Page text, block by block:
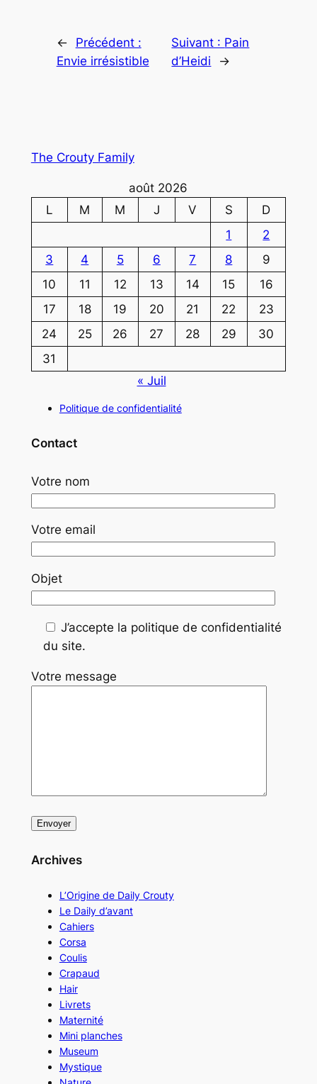
←
Précédent :
Envie irrésistible
Suivant : Pain
d’Heidi
→
The Crouty Family
août 2026
L
M M J V S
D
1
2
3
4 5 6 7 8
9
10
11 12 13 14 15
16
17
18 19 20 21 22
23
24
25 26 27 28 29
30
31
« Juil
Politique de confidentialité
Contact
Votre nom
Votre email
Objet
J’accepte la politique de confidentialité
du site.
Votre message
Archives
L’Origine de Daily Crouty
Le Daily d’avant
Cahiers
Corsa
Coulis
Crapaud
Hair
Livrets
Maternité
Mini planches
Museum
Mystique